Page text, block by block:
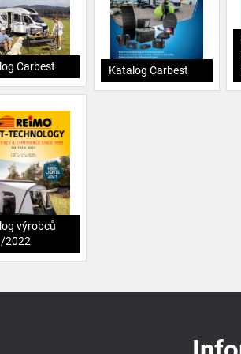
Carbest Katalog Carbest
výrobců
2022